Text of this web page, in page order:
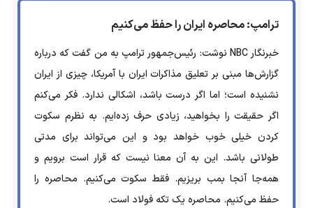
ترامپ: محاصره ایران را حفظ می‌کنیم
خبرنگار NBC نوشت: رئیس‌جمهور ترامپ به من گفت که درباره
گزارش‌ها مبنی بر تعلیق مذاکرات ایران با آمریکا، چیزی از ایران
نشنیده است؛ اما اگر درست باشد، اشکالی ندارد. فکر می‌کنم
اگر حقیقت را بخواهید، زیادی حرف زده‌ایم. به نظرم سکوت
کردن خیلی خوب خواهد بود و این می‌تواند برای مدتی
طولانی باشد. این به آن معنا نیست که قرار است برویم و
همه‌جا آنجا بمب بریزیم. فقط سکوت می‌کنیم. محاصره را
حفظ می‌کنیم. محاصره یک تکه فولاد است.